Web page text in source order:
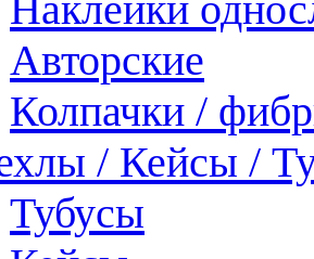
Авторские
Колпачки /
/ Кейсы /
Тубусы